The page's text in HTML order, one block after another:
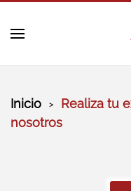
Inicio
Realiza tu
nosotros